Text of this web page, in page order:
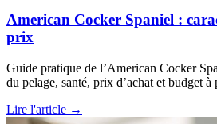
American Cocker Spaniel :
prix
Guide pratique de l’American Cocker
du pelage, santé, prix d’achat et budget
Lire l'article →